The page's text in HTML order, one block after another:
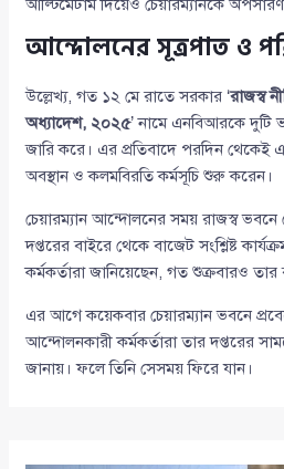
আল্টিমেটাম দিয়েও চেয়ারম্যানকে
আন্দোলনের সূত্রপাত ও
উল্লেখ্য, গত ১২ মে রাতে সরকার ‘রাজস্ব
অধ্যাদেশ, ২০২৫’ নামে এনবিআরকে দুটি
জারি করে। এর প্রতিবাদে পরদিন থেকেই
অবস্থান ও কলমবিরতি কর্মসূচি শুরু করেন।
চেয়ারম্যান আন্দোলনের সময় রাজস্ব ভবনে
দপ্তরের বাইরে থেকে বাজেট সংশ্লিষ্ট
কর্মকর্তারা জানিয়েছেন, গত শুক্রবারও
এর আগে কয়েকবার চেয়ারম্যান ভবনে
আন্দোলনকারী কর্মকর্তারা তার দপ্তরের
জানায়। ফলে তিনি সেসময় ফিরে যান।